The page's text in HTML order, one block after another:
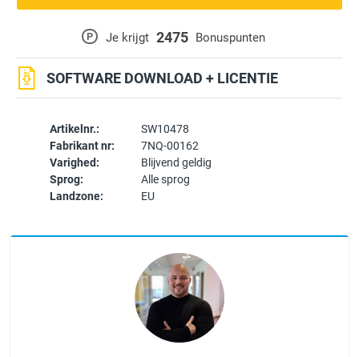
Artikelnr.:
SW10478
Fabrikant nr:
7NQ-00162
Varighed:
Blijvend geldig
Sprog:
Alle sprog
Landzone:
EU
P Je krijgt 2475 Bonuspunten
SOFTWARE DOWNLOAD + LICENTIE